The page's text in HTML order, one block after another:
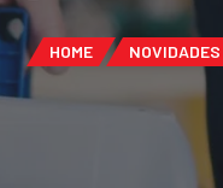
HOME NOVIDADES